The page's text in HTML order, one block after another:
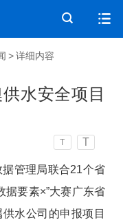
> 详细内容
水安全项目
T T
管理局联合21个省
据要素×”大赛广东省
水公司的申报项目